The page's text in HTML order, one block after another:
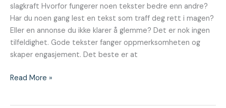
slagkraft Hvorfor fungerer noen tekster bedre enn andre?
Har du noen gang lest en tekst som traff deg rett i magen?
Eller en annonse du ikke klarer å glemme? Det er nok ingen
tilfeldighet. Gode tekster fanger oppmerksomheten og
skaper engasjement. Det beste er at
Read More »